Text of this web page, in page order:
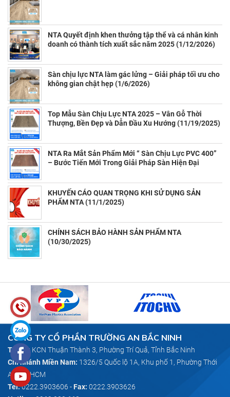
NTA Quyết định khen thưởng tập thể và cá nhân kinh
doanh có thành tích xuất sắc năm 2025 (1/12/2026)
Sàn chịu lực NTA làm gác lửng – Giải pháp tối ưu cho
không gian chật hẹp (1/6/2026)
Top Mẫu Sàn Chịu Lực NTA 2025 – Vân Gỗ Thời
Thượng, Bền Đẹp và Dẫn Đầu Xu Hướng (11/19/2025)
NTA Ra Mắt Sản Phẩm Mới “ Sàn Chịu Lực PVC 400”
– Bước Tiến Mới Trong Giải Pháp Sàn Hiện Đại
KHUYẾN CÁO QUAN TRỌNG KHI SỬ DỤNG SẢN
PHẨM NTA (11/1/2025)
CHÍNH SÁCH BẢO HÀNH SẢN PHẨM NTA
(10/30/2025)
CÔNG TY CỔ PHẦN TRƯỜNG AN BẮC NINH
Trụ sở:KCN Thuận Thành 3, Phường Trí Quả, Tỉnh Bắc Ninh
Chi nhánh Miền Nam: 1326/5 Quốc lộ 1A, Khu phố 1, Phường Thới
An, TP HCM
Tel:0222.3903606 -Fax: 0222.3903626